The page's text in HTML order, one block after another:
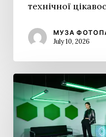
технічної
МУЗА
July 10, 2026
Візуальні
тренди
2026:
Що
буде